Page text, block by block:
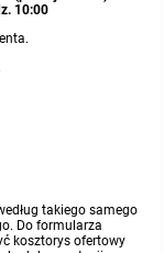
10:00
takiego samego
Do formularza
kosztorys ofertowy